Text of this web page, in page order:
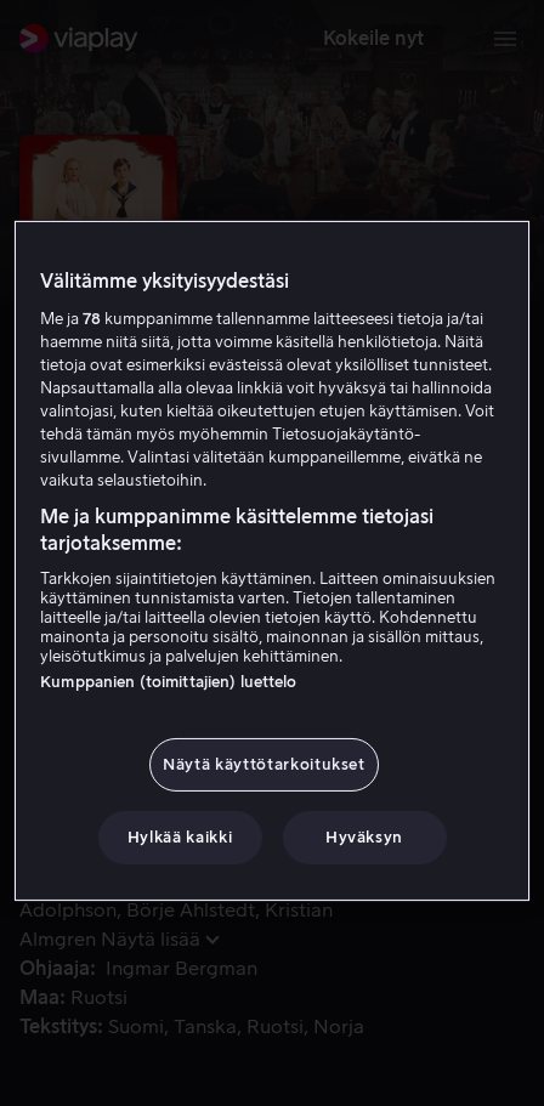
Kokeile nyt
Fanny ja Alexander
8.1 Draama 1982
Vuokraa 4,99 €
Osta 10,99 €
Ekdahlin teatteriperheestä ja etenkin perheen lasten
Fannyn ja Alexanderin kokemuksista äidin uuden,
Adolphson
Börje Ahlstedt
Kristian
Almgren Näytä lisää
Ohjaaja
Ingmar Bergman
Maa
Ruotsi
Tekstitys
Suomi Tanska Ruotsi Norja
Välitämme yksityisyydestäsi
Me ja78 kumppanimme tallennamme laitteeseesi tietoja ja/tai
haemme niitä siitä, jotta voimme käsitellä henkilötietoja. Näitä
tietoja ovat esimerkiksi evästeissä olevat yksilölliset tunnisteet.
Napsauttamalla alla olevaa linkkiä voit hyväksyä tai hallinnoida
valintojasi, kuten kieltää oikeutettujen etujen käyttämisen. Voit
tehdä tämän myös myöhemmin Tietosuojakäytäntö-
sivullamme. Valintasi välitetään kumppaneillemme, eivätkä ne
vaikuta selaustietoihin.
Me ja kumppanimme käsittelemme tietojasi
tarjotaksemme:
Tarkkojen sijaintitietojen käyttäminen. Laitteen ominaisuuksien
käyttäminen tunnistamista varten. Tietojen tallentaminen
laitteelle ja/tai laitteella olevien tietojen käyttö. Kohdennettu
mainonta ja personoitu sisältö, mainonnan ja sisällön mittaus,
yleisötutkimus ja palvelujen kehittäminen.
Kumppanien (toimittajien) luettelo
Näytä käyttötarkoitukset
Hylkää kaikki Hyväksyn